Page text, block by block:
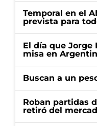
Temporal en el
prevista para
El día que Jorge
misa en
Buscan a un
Roban partidas
retiró del